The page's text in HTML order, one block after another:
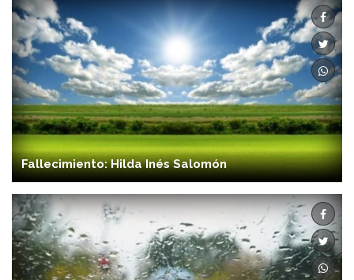
Fallecimiento: Hilda Inés Salomón